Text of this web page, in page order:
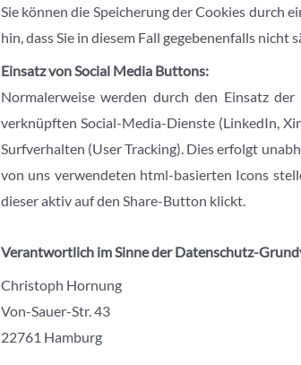
Sie können die Speicherung der Cookies durch
hin, dass Sie in diesem Fall gegebenenfalls
Einsatz von Social Media Buttons:
Normalerweise werden durch den Einsatz
verknüpften Social-Media-Dienste (LinkedIn,
Surfverhalten (User Tracking). Dies erfolgt
von uns verwendeten html-basierten Icons
dieser aktiv auf den Share-Button klickt.
Verantwortlich im Sinne der Datenschutz-
Christoph Hornung
Von-Sauer-Str. 43
22761 Hamburg